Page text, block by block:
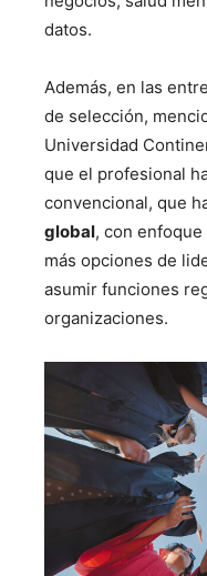
datos.
Además, en las
de selección,
Universidad
que el profesional
convencional, que
global, con
más opciones de
asumir funciones
organizaciones.